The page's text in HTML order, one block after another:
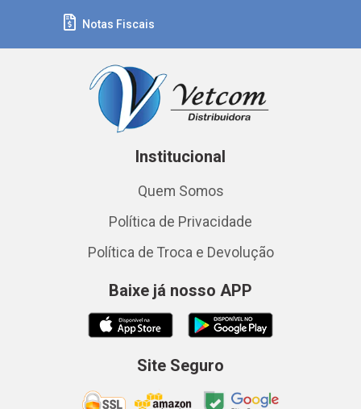
Notas Fiscais
Institucional
Quem Somos
Política de Privacidade
Política de Troca e Devolução
Baixe já nosso APP
Site Seguro